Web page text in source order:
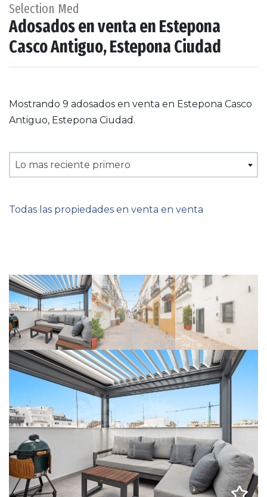
Selection Med
Adosados en venta en Estepona
Casco Antiguo, Estepona Ciudad
Mostrando 9 adosados en venta en Estepona Casco
Antiguo, Estepona Ciudad.
Lo mas reciente primero
Todas las propiedades en venta en venta